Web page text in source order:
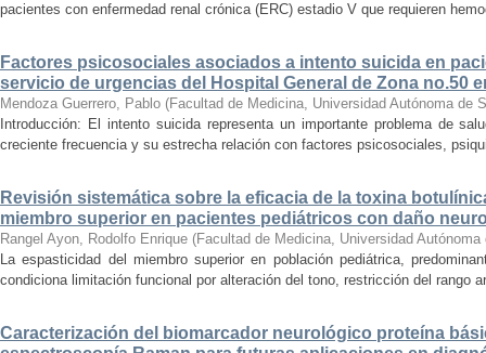
pacientes con enfermedad renal crónica (ERC) estadio V que requieren
Factores psicosociales asociados a intento suicida en
servicio de urgencias del Hospital General de Zona no.50
Mendoza Guerrero, Pablo (Facultad de Medicina, Universidad Autónoma de
Introducción: El intento suicida representa un importante problema de
creciente frecuencia y su estrecha relación con factores psicosociales,
Revisión sistemática sobre la eficacia de la toxina
miembro superior en pacientes pediátricos con daño
Rangel Ayon, Rodolfo Enrique (Facultad de Medicina, Universidad
La espasticidad del miembro superior en población pediátrica,
condiciona limitación funcional por alteración del tono, restricción del rango
Caracterización del biomarcador neurológico proteína